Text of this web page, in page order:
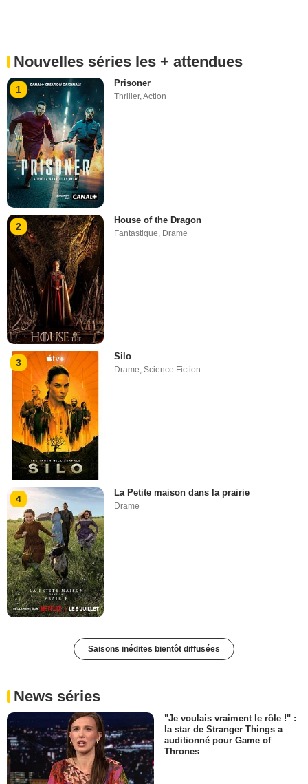
Nouvelles séries les + attendues
1
Prisoner
Thriller,Action
2
House of the Dragon
Fantastique Drame
3
Silo
Drame,Science Fiction
4
La Petite maison dans la prairie
Drame
Saisons inédites bientôt diffusées
News séries
"Je voulais vraiment le rôle !" :
la star de Stranger Things a
auditionné pour Game of
Thrones